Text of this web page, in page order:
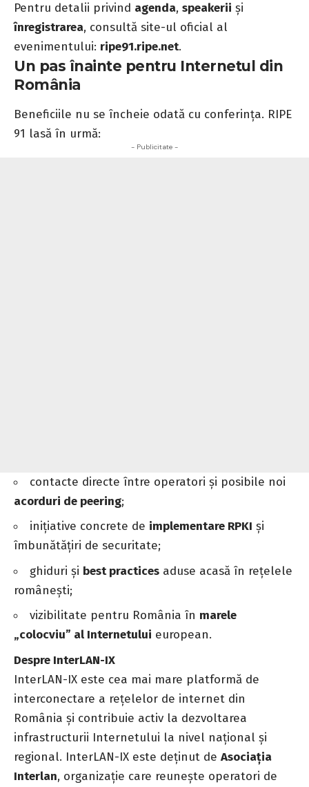
Pentru detalii privind agenda, speakerii și
înregistrarea, consultă site-ul oficial al
evenimentului: ripe91.ripe.net.
Un pas înainte pentru Internetul din
România
Beneficiile nu se încheie odată cu conferința. RIPE
91 lasă în urmă:
- Publicitate -
contacte directe între operatori și posibile noi
acorduri de peering;
inițiative concrete de implementare RPKI și
îmbunătățiri de securitate;
ghiduri și best practices aduse acasă în rețelele
românești;
vizibilitate pentru România în marele
„colocviu” al Internetului european.
Despre InterLAN-IX
InterLAN-IX este cea mai mare platformă de
interconectare a rețelelor de internet din
România și contribuie activ la dezvoltarea
infrastructurii Internetului la nivel național și
regional. InterLAN-IX este deținut de Asociația
Interlan, organizație care reunește operatori de